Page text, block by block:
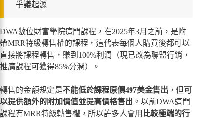
爭議起源
DWA數位財富學院這門課程，在2025年3月之前，是附
帶MRR特級轉售權的課程，這代表每個人購買後都可以
直接將課程轉售，賺到100%利潤（現已改為聯盟行銷，
推廣課程可獲得85%分潤）。
轉售的金額規定是不能低於課程原價497美金售出 ，但可
以提供額外的附加價值並提高價格售出 。以前DWA這門
課程有MRR特級轉售權，所以許多人會用 比較極端的行